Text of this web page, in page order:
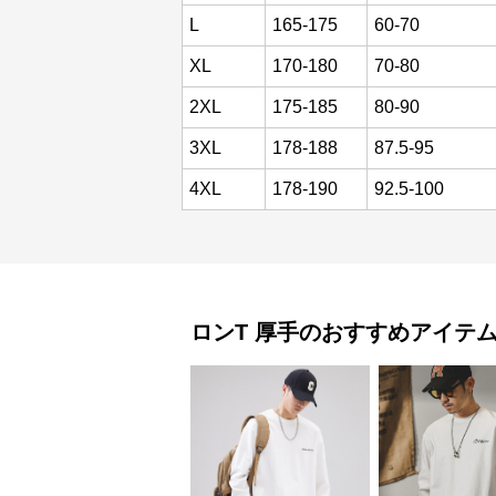
L 165-175 60-70
XL 170-180 70-80
2XL 175-185 80-90
3XL 178-188 87.5-95
4XL 178-190 92.5-100
ロンT 厚手のおすすめアイテ